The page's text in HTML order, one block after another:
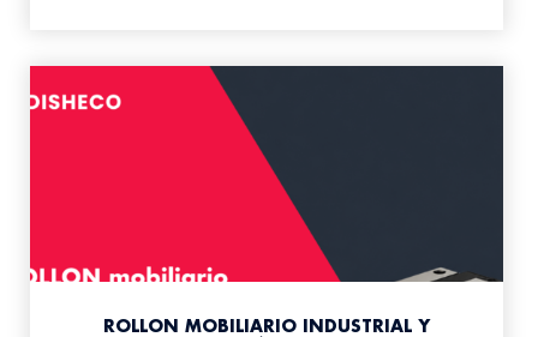
ROLLON MOBILIARIO INDUSTRIAL Y